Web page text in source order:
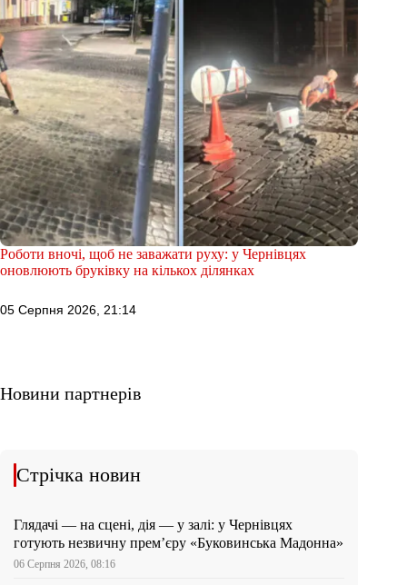
Роботи вночі, щоб не заважати руху: у Чернівцях
оновлюють бруківку на кількох ділянках
05 Серпня 2026, 21:14
Новини партнерів
Стрічка новин
Глядачі — на сцені, дія — у залі: у Чернівцях
готують незвичну прем’єру «Буковинська Мадонна»
06 Серпня 2026, 08:16